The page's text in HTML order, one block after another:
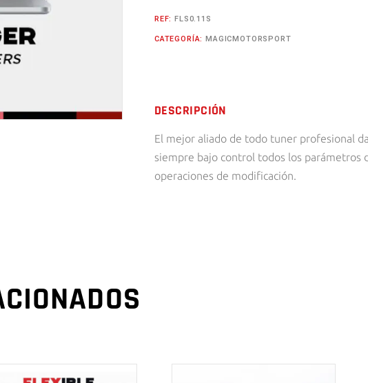
REF:FLS0.11S
CATEGORÍA:MAGICMOTORSPORT
DESCRIPCIÓN
El mejor aliado de todo tuner profesional
siempre bajo control todos los parámetros
operaciones de modificación.